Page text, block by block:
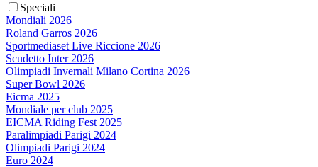
Speciali
Mondiali 2026
Roland Garros 2026
Sportmediaset Live Riccione 2026
Scudetto Inter 2026
Olimpiadi Invernali Milano Cortina 2026
Super Bowl 2026
Eicma 2025
Mondiale per club 2025
EICMA Riding Fest 2025
Paralimpiadi Parigi 2024
Olimpiadi Parigi 2024
Euro 2024